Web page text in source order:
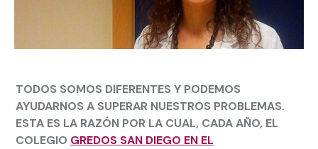
TODOS SOMOS DIFERENTES Y PODEMOS
AYUDARNOS A SUPERAR NUESTROS PROBLEMAS.
ESTA ES LA RAZÓN POR LA CUAL, CADA AÑO, EL
COLEGIO GREDOS SAN DIEGO EN EL